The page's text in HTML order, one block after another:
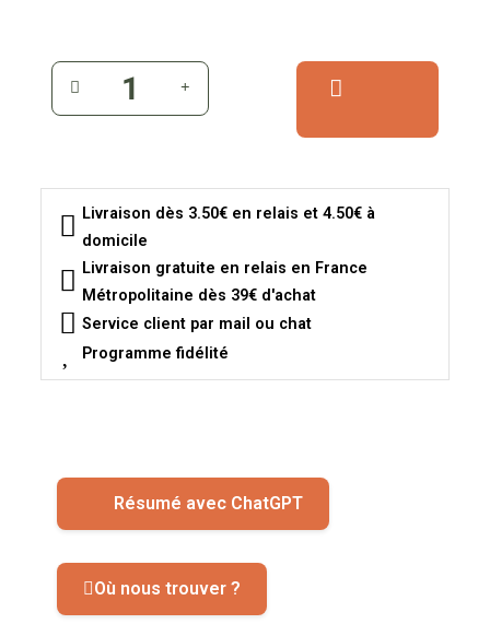
Livraison dès 3.50€ en relais et 4.50€ à
domicile
Livraison gratuite en relais en France
Métropolitaine dès 39€ d'achat
Service client par mail ou chat
Programme fidélité
Résumé avec ChatGPT
Où nous trouver ?